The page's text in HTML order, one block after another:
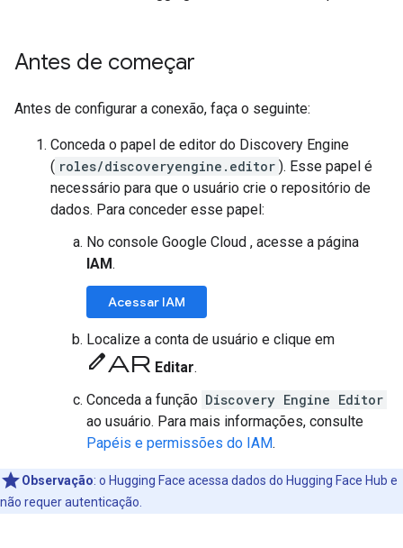
Antes de começar
Antes de configurar a conexão, faça o seguinte:
Conceda o papel de editor do Discovery Engine
( roles/discoveryengine.editor ). Esse papel é
necessário para que o usuário crie o repositório de
dados. Para conceder esse papel:
No console Google Cloud , acesse a página
IAM.
Acessar IAM
Localize a conta de usuário e clique em
editar Editar.
Conceda a função Discovery Engine Editor
ao usuário. Para mais informações, consulte
Papéis e permissões do IAM.
Observação: o Hugging Face acessa dados do Hugging Face Hub e
não requer autenticação.